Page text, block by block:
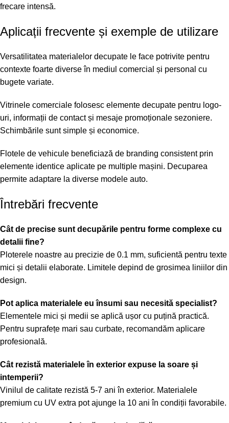
frecare intensă.
Aplicații frecvente și exemple de utilizare
Versatilitatea materialelor decupate le face potrivite pentru
contexte foarte diverse în mediul comercial și personal cu
bugete variate.
Vitrinele comerciale folosesc elemente decupate pentru logo-
uri, informații de contact și mesaje promoționale sezoniere.
Schimbările sunt simple și economice.
Flotele de vehicule beneficiază de branding consistent prin
elemente identice aplicate pe multiple mașini. Decuparea
permite adaptare la diverse modele auto.
Întrebări frecvente
Cât de precise sunt decupările pentru forme complexe cu
detalii fine?
Ploterele noastre au precizie de 0.1 mm, suficientă pentru texte
mici și detalii elaborate. Limitele depind de grosimea liniilor din
design.
Pot aplica materialele eu însumi sau necesită specialist?
Elementele mici și medii se aplică ușor cu puțină practică.
Pentru suprafețe mari sau curbate, recomandăm aplicare
profesională.
Cât rezistă materialele în exterior expuse la soare și
intemperii?
Vinilul de calitate rezistă 5-7 ani în exterior. Materialele
premium cu UV extra pot ajunge la 10 ani în condiții favorabile.